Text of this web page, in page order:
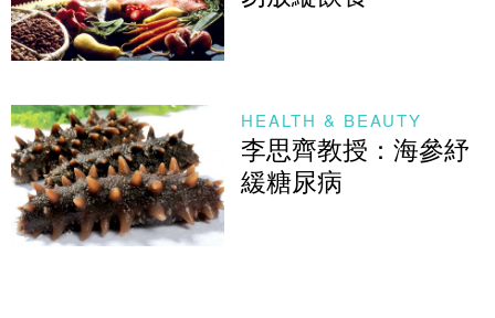
HEALTH & BEAUTY
李思齊教授：海參紓
緩糖尿病